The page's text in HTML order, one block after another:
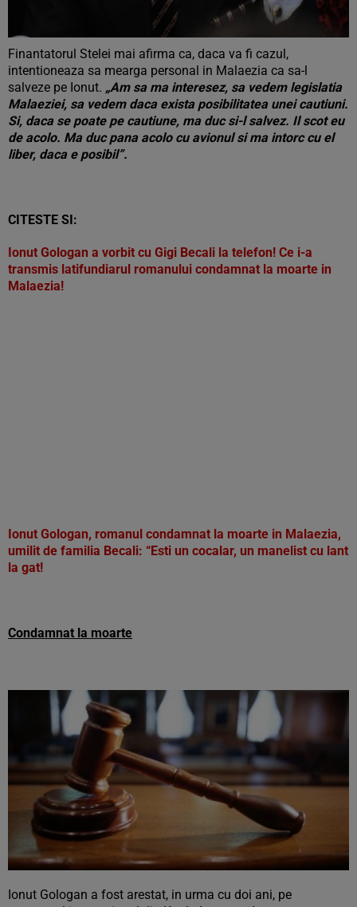
Finantatorul Stelei mai afirma ca, daca va fi cazul,
intentioneaza sa mearga personal in Malaezia ca sa-l
salveze pe Ionut. „Am sa ma interesez, sa vedem legislatia
Malaeziei, sa vedem daca exista posibilitatea unei cautiuni.
Si, daca se poate pe cautiune, ma duc si-l salvez. Il scot eu
de acolo. Ma duc pana acolo cu avionul si ma intorc cu el
liber, daca e posibil”.
CITESTE SI:
Ionut Gologan a vorbit cu Gigi Becali la telefon! Ce i-a
transmis latifundiarul romanului condamnat la moarte in
Malaezia!
Ionut Gologan, romanul condamnat la moarte in Malaezia,
umilit de familia Becali: “Esti un cocalar, un manelist cu lant
la gat!
Condamnat la moarte
Ionut Gologan a fost arestat, in urma cu doi ani, pe